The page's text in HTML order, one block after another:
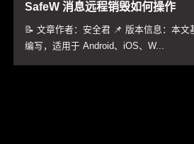
SafeW 消息远程销毁如何操作
📝 文章作者：安全君 📌 版本信息：本文
编写，适用于 Android、iOS、W...